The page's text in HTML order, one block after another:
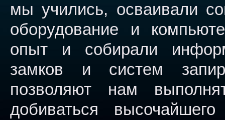
мы учились, осваивали
оборудование и
опыт и собирали
замков и систем
позволяют нам
добиваться